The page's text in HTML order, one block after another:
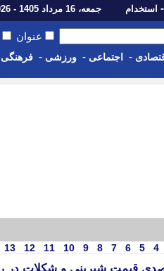
- استخدام جمعه، 16 مرداد 1405 - Fri, 07th Aug 2026
عنوان
- اجتماعی - ورزشی - فرهنگی
4
5
6
7
8
9
10
11
12
13